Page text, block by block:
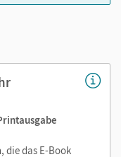
die das E-Book